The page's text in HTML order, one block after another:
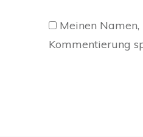
Meinen
Kommentierung